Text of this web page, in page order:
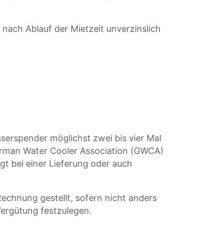
Ablauf der Mietzeit unverzinslich
möglichst zwei bis vier Mal
Water Cooler Association (GWCA)
bei einer Lieferung oder auch
gestellt, sofern nicht anders
festzulegen.